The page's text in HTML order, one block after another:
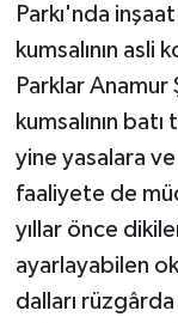
Parkı'nda
kumsalının
Parklar
kumsalının
yine yasalara
faaliyete de
yıllar önce
ayarlayabilen
dalları